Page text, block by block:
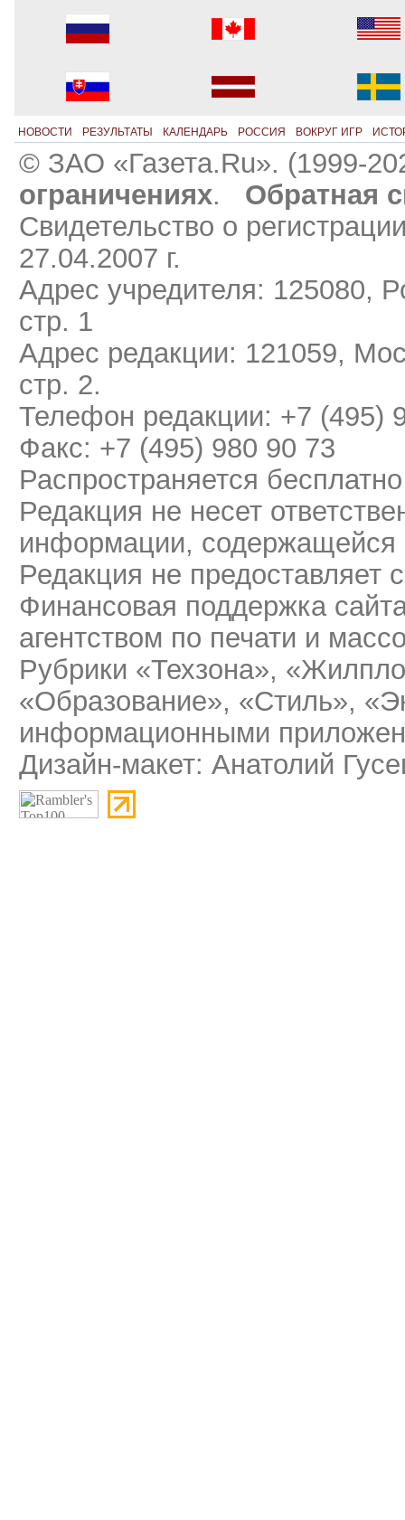
НОВОСТИ РЕЗУЛЬТАТЫ КАЛЕНДАРЬ РОССИЯ ВОКРУГ ИГР
© ЗАО «Газета.Ru». (1999-
ограничениях.
Обратная
Свидетельство о
27.04.2007 г.
Адрес учредителя: 125080,
стр. 1
Адрес редакции: 121059,
стр. 2.
Телефон редакции: +7 (495)
Факс: +7 (495) 980 90 73
Распространяется бесплатно
Редакция не несет
информации, содержащейся
Редакция не предоставляет
Финансовая поддержка
агентством по печати и
Рубрики «Техзона»,
«Образование», «Стиль»,
информационными
Дизайн-макет: Анатолий